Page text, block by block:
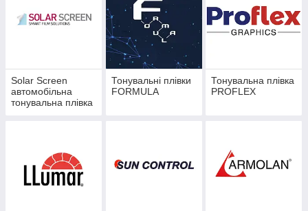
тонування авто перетворилося в індивідуальний проект по
вдосконаленню Вашого транспортного засобу та надання
комфорту Вам і Вашим пасажирам.
Solar Screen
автомобільна
тонувальна плівка
Тонувальні плівки
FORMULA
Тонувальна плівка
PROFLEX